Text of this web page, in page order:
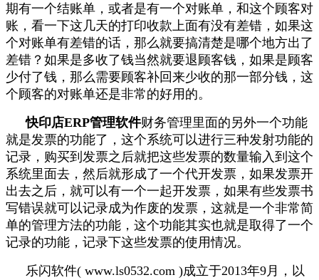
期有一个结账单，或者是有一个对账单，和这个顾客对
账，看一下这几天的打印收款上面有没有差错，如果这
个对账单有差错的话，那么就要搞清楚是哪个地方出了
差错？如果是多收了钱当然就要退顾客钱，如果是顾客
少付了钱，那么需要顾客补回来少收的那一部分钱，这
个顾客的对账单还是非常的好用的。
快印店ERP管理软件财务管理里面的另外一个功能
就是发票的功能了，这个系统可以进行三种发射功能的
记录，购买到发票之后就把这些发票的数量输入到这个
系统里面去，然后就形成了一个代开发票，如果发票开
出去之后，就可以有一个一起开发票，如果有些发票书
写错误就可以记录成为作废的发票，这就是一个非常简
单的管理方法的功能，这个功能其实也就是取得了一个
记录的功能，记录下这些发票的使用情况。
乐闪软件( www.ls0532.com )成立于2013年9月，以